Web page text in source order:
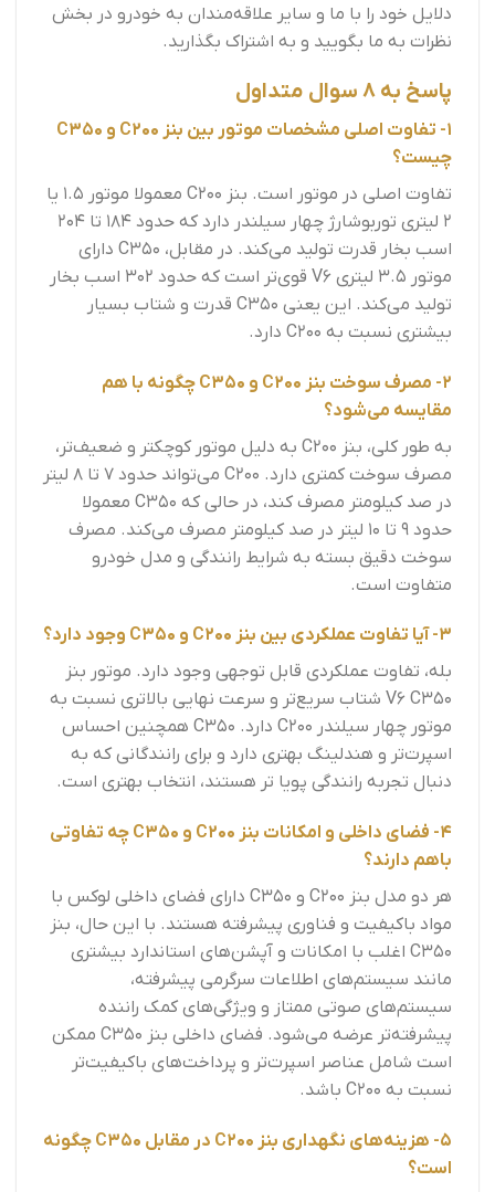
دلایل خود را با ما و سایر علاقه‌مندان به خودرو در بخش
نظرات به ما بگویید و به اشتراک بگذارید.
پاسخ به 8 سوال متداول
1- تفاوت اصلی مشخصات موتور بین بنز C200 و C350
چیست؟
تفاوت اصلی در موتور است. بنز C200 معمولا موتور 1.5 یا
2 لیتری توربوشارژ چهار سیلندر دارد که حدود 184 تا 204
اسب بخار قدرت تولید می‌کند. در مقابل، C350 دارای
موتور 3.5 لیتری V6 قوی‌تر است که حدود 302 اسب بخار
تولید می‌کند. این یعنی C350 قدرت و شتاب بسیار
بیشتری نسبت به C200 دارد.
2- مصرف سوخت بنز C200 و C350 چگونه با هم
مقایسه می‌شود؟
به طور کلی، بنز C200 به دلیل موتور کوچکتر و ضعیف‌تر،
مصرف سوخت کمتری دارد. C200 می‌تواند حدود 7 تا 8 لیتر
در صد کیلومتر مصرف کند، در حالی که C350 معمولا
حدود 9 تا 10 لیتر در صد کیلومتر مصرف می‌کند. مصرف
سوخت دقیق بسته به شرایط رانندگی و مدل خودرو
متفاوت است.
3- آیا تفاوت عملکردی بین بنز C200 و C350 وجود دارد؟
بله، تفاوت عملکردی قابل توجهی وجود دارد. موتور بنز
V6 C350 شتاب سریع‌تر و سرعت نهایی بالاتری نسبت به
موتور چهار سیلندر C200 دارد. C350 همچنین احساس
اسپرت‌تر و هندلینگ بهتری دارد و برای رانندگانی که به
دنبال تجربه رانندگی پویا تر هستند، انتخاب بهتری است.
4- فضای داخلی و امکانات بنز C200 و C350 چه تفاوتی
باهم دارند؟
هر دو مدل بنز C200 و C350 دارای فضای داخلی لوکس با
مواد باکیفیت و فناوری پیشرفته هستند. با این حال، بنز
C350 اغلب با امکانات و آپشن‌های استاندارد بیشتری
مانند سیستم‌های اطلاعات سرگرمی پیشرفته،
سیستم‌های صوتی ممتاز و ویژگی‌های کمک راننده
پیشرفته‌تر عرضه می‌شود. فضای داخلی بنز C350 ممکن
است شامل عناصر اسپرت‌تر و پرداخت‌های باکیفیت‌تر
نسبت به C200 باشد.
5- هزینه‌های نگهداری بنز C200 در مقابل C350 چگونه
است؟